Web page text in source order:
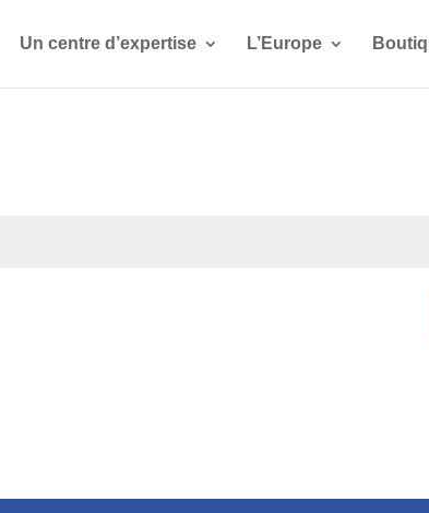
Un centre d’expertise L’Europe